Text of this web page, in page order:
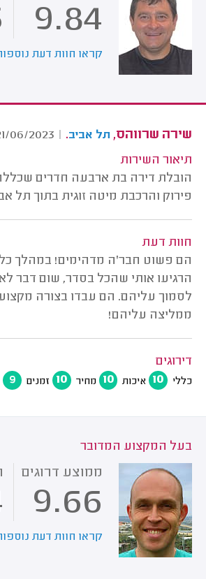
9.84
קראו חוות דעת
שירה שרווהס, תל אביב.
|
06/2023
תיאור השירות
הובלת דירה בת ארבעה חדרים
פירוק והרכבת מיטה זוגית בתוך תל
חוות דעת
הם פשוט חבר'ה מדהימים! במהלך
הרגיעו אותי שהכל בסדר, שום דבר
לסמוך עליהם. הם עבדו בצורה
ממליצה עליהם!
דירוגים
כללי 10 איכות 10 מחיר 10 זמנים 9
בעל המקצוע המדובר
ממוצע דרוגים
9.66
קראו חוות דעת